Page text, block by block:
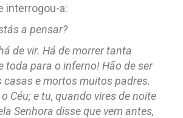
interrogou-a:
a pensar?
de vir. Há de morrer tanta
toda para o inferno! Hão de ser
e mortos muitos padres.
Céu; e tu, quando vires de noite
Senhora disse que vem antes,